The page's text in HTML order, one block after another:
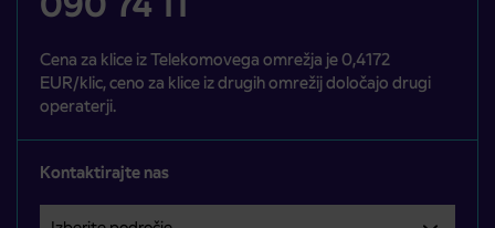
Cena za klice iz Telekomovega omrežja je 0,4172
EUR/klic, ceno za klice iz drugih omrežij določajo drugi
operaterji.
Kontaktirajte nas
Izberite področje
Področje je obvezno izbrati.